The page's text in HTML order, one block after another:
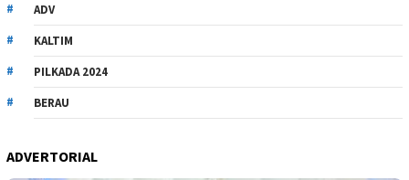
ADV
KALTIM
PILKADA 2024
BERAU
ADVERTORIAL